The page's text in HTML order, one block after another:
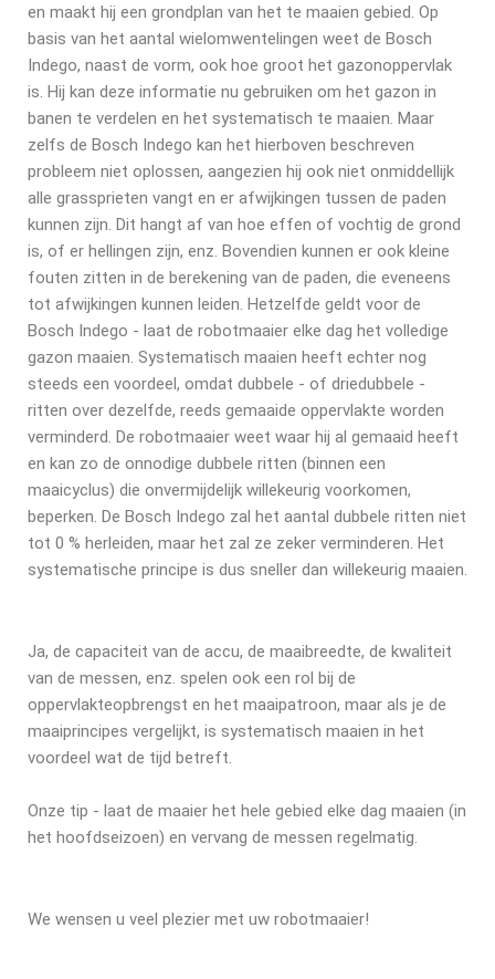
en maakt hij een grondplan van het te maaien gebied. Op
basis van het aantal wielomwentelingen weet de Bosch
Indego, naast de vorm, ook hoe groot het gazonoppervlak
is. Hij kan deze informatie nu gebruiken om het gazon in
banen te verdelen en het systematisch te maaien. Maar
zelfs de Bosch Indego kan het hierboven beschreven
probleem niet oplossen, aangezien hij ook niet onmiddellijk
alle grassprieten vangt en er afwijkingen tussen de paden
kunnen zijn. Dit hangt af van hoe effen of vochtig de grond
is, of er hellingen zijn, enz. Bovendien kunnen er ook kleine
fouten zitten in de berekening van de paden, die eveneens
tot afwijkingen kunnen leiden. Hetzelfde geldt voor de
Bosch Indego - laat de robotmaaier elke dag het volledige
gazon maaien. Systematisch maaien heeft echter nog
steeds een voordeel, omdat dubbele - of driedubbele -
ritten over dezelfde, reeds gemaaide oppervlakte worden
verminderd. De robotmaaier weet waar hij al gemaaid heeft
en kan zo de onnodige dubbele ritten (binnen een
maaicyclus) die onvermijdelijk willekeurig voorkomen,
beperken. De Bosch Indego zal het aantal dubbele ritten niet
tot 0 % herleiden, maar het zal ze zeker verminderen. Het
systematische principe is dus sneller dan willekeurig maaien.
Ja, de capaciteit van de accu, de maaibreedte, de kwaliteit
van de messen, enz. spelen ook een rol bij de
oppervlakteopbrengst en het maaipatroon, maar als je de
maaiprincipes vergelijkt, is systematisch maaien in het
voordeel wat de tijd betreft.
Onze tip - laat de maaier het hele gebied elke dag maaien (in
het hoofdseizoen) en vervang de messen regelmatig.
We wensen u veel plezier met uw robotmaaier!